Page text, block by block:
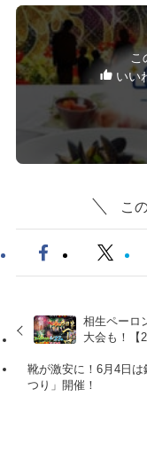
こ
いい
こ
相生ペーロ
大会も！【
靴が激安に！6月4日
つり」開催！